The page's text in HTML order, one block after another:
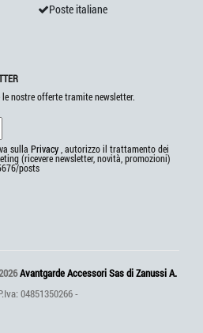
Poste italiane
nostre offerte tramite newsletter.
sulla Privacy, autorizzo il trattamento dei
(ricevere newsletter, novità, promozioni)
posts
Avantgarde Accessori Sas di Zanussi A.
04851350266 -